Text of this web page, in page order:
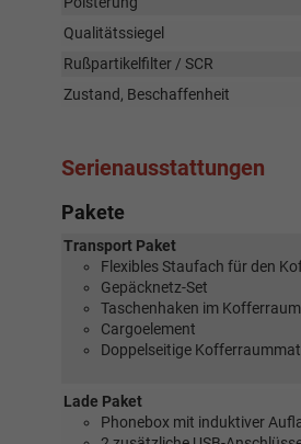
Qualitätssiegel
Rußpartikelfilter / SCR
Zustand, Beschaffenheit
Serienausstattungen
Pakete
Transport Paket
Flexibles Staufach für den
Gepäcknetz-Set
Taschenhaken im
Cargoelement
Doppelseitige
Lade Paket
Phonebox mit induktiver